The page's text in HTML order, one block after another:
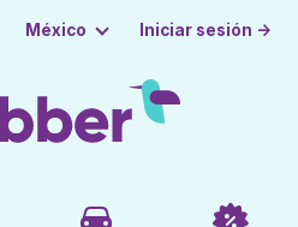
México Iniciar sesión →